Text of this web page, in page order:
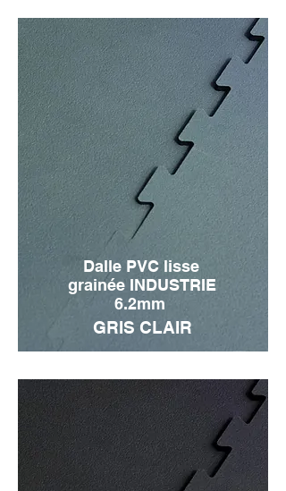
6.2mm
Dalle PVC lisse
grainée INDUSTRIE
GRIS CLAIR